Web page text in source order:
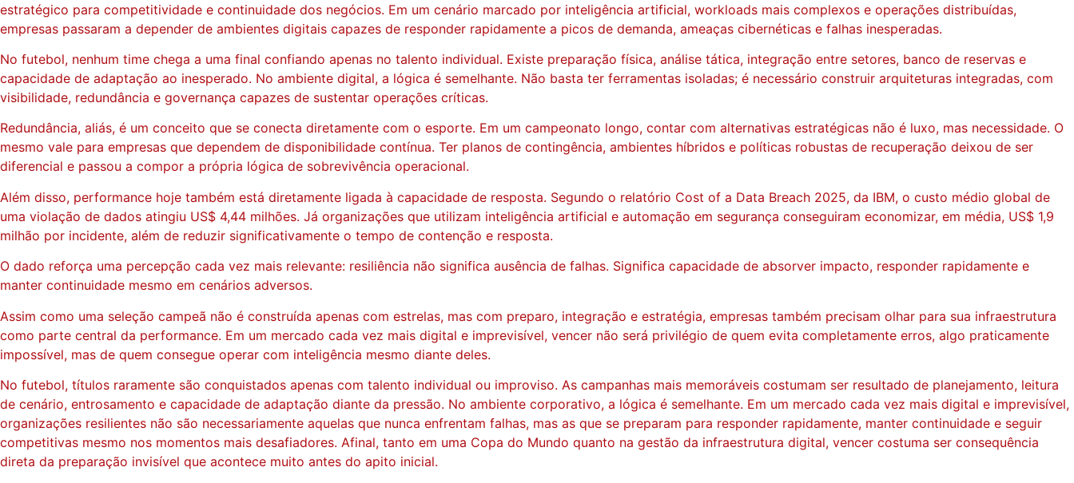
estratégico para competitividade e continuidade dos negócios. Em um cenário marcado por inteligência artificial, workloads mais complexos e operações distribuídas,
empresas passaram a depender de ambientes digitais capazes de responder rapidamente a picos de demanda, ameaças cibernéticas e falhas inesperadas.
No futebol, nenhum time chega a uma final confiando apenas no talento individual. Existe preparação física, análise tática, integração entre setores, banco de reservas e
capacidade de adaptação ao inesperado. No ambiente digital, a lógica é semelhante. Não basta ter ferramentas isoladas; é necessário construir arquiteturas integradas, com
visibilidade, redundância e governança capazes de sustentar operações críticas.
Redundância, aliás, é um conceito que se conecta diretamente com o esporte. Em um campeonato longo, contar com alternativas estratégicas não é luxo, mas necessidade. O
mesmo vale para empresas que dependem de disponibilidade contínua. Ter planos de contingência, ambientes híbridos e políticas robustas de recuperação deixou de ser
diferencial e passou a compor a própria lógica de sobrevivência operacional.
Além disso, performance hoje também está diretamente ligada à capacidade de resposta. Segundo o relatório Cost of a Data Breach 2025, da IBM, o custo médio global de
uma violação de dados atingiu US$ 4,44 milhões. Já organizações que utilizam inteligência artificial e automação em segurança conseguiram economizar, em média, US$ 1,9
milhão por incidente, além de reduzir significativamente o tempo de contenção e resposta.
O dado reforça uma percepção cada vez mais relevante: resiliência não significa ausência de falhas. Significa capacidade de absorver impacto, responder rapidamente e
manter continuidade mesmo em cenários adversos.
Assim como uma seleção campeã não é construída apenas com estrelas, mas com preparo, integração e estratégia, empresas também precisam olhar para sua infraestrutura
como parte central da performance. Em um mercado cada vez mais digital e imprevisível, vencer não será privilégio de quem evita completamente erros, algo praticamente
impossível, mas de quem consegue operar com inteligência mesmo diante deles.
No futebol, títulos raramente são conquistados apenas com talento individual ou improviso. As campanhas mais memoráveis costumam ser resultado de planejamento, leitura
de cenário, entrosamento e capacidade de adaptação diante da pressão. No ambiente corporativo, a lógica é semelhante. Em um mercado cada vez mais digital e imprevisível,
organizações resilientes não são necessariamente aquelas que nunca enfrentam falhas, mas as que se preparam para responder rapidamente, manter continuidade e seguir
competitivas mesmo nos momentos mais desafiadores. Afinal, tanto em uma Copa do Mundo quanto na gestão da infraestrutura digital, vencer costuma ser consequência
direta da preparação invisível que acontece muito antes do apito inicial.